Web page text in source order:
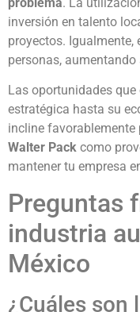
inversión en talento
proyectos.
personas,
Las oportunidades
estratégica hasta su
incline favorablemente
Walter Pack como
mantener tu empresa
Preguntas
industria
México
¿Cuáles son